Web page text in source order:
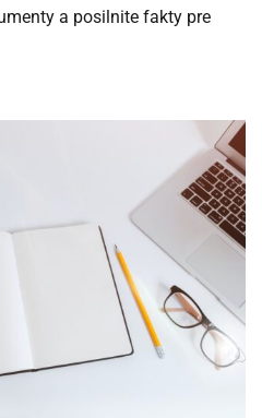
a posilnite fakty pre